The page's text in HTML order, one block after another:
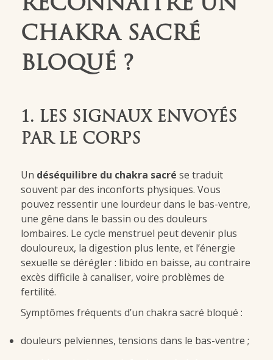
RECONNAÎTRE UN
CHAKRA SACRÉ
BLOQUÉ ?
1. LES SIGNAUX ENVOYÉS
PAR LE CORPS
Un déséquilibre du chakra sacré se traduit
souvent par des inconforts physiques. Vous
pouvez ressentir une lourdeur dans le bas-ventre,
une gêne dans le bassin ou des douleurs
lombaires. Le cycle menstruel peut devenir plus
douloureux, la digestion plus lente, et l’énergie
sexuelle se dérégler : libido en baisse, au contraire
excès difficile à canaliser, voire problèmes de
fertilité.
Symptômes fréquents d’un chakra sacré bloqué :
douleurs pelviennes, tensions dans le bas-ventre ;